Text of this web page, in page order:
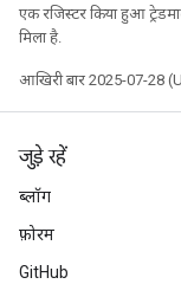
एक रजिस्टर किया हुआ
मिला है.
आखिरी बार 2025-07-28
जुड़े रहें
ब्लॉग
फ़ोरम
GitHub